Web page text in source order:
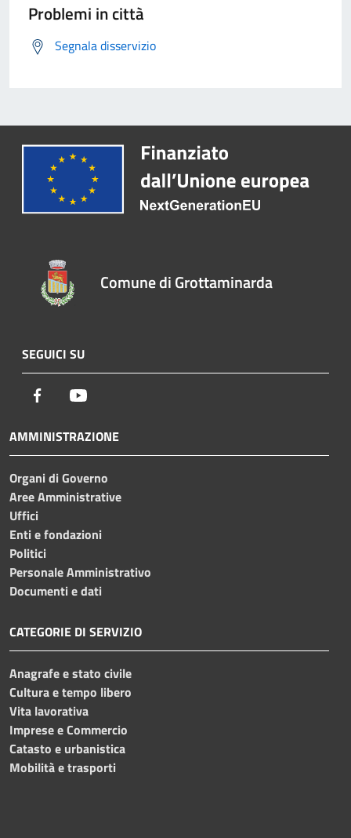
Problemi in città
Segnala disservizio
Comune di Grottaminarda
SEGUICI SU
Facebook
AMMINISTRAZIONE
Organi di Governo
Aree Amministrative
Uffici
Enti e fondazioni
Politici
Personale Amministrativo
Documenti e dati
CATEGORIE DI SERVIZIO
Anagrafe e stato civile
Cultura e tempo libero
Vita lavorativa
Imprese e Commercio
Catasto e urbanistica
Mobilità e trasporti